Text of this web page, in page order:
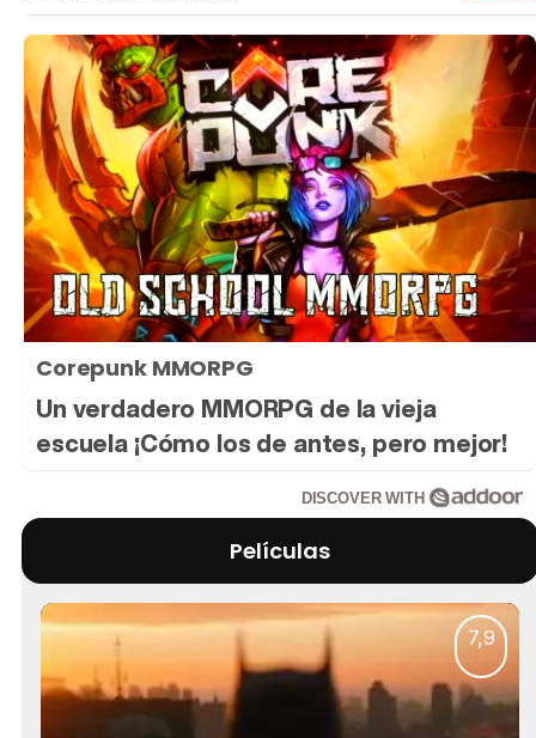
Corepunk MMORPG
Un verdadero MMORPG de la vieja
escuela ¡Cómo los de antes, pero mejor!
DISCOVER WITH
Películas
7,9